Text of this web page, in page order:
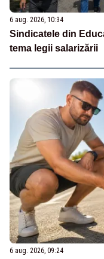
6 aug. 2026, 10:34
Sindicatele din
tema legii salarizării
6 aug. 2026, 09:24